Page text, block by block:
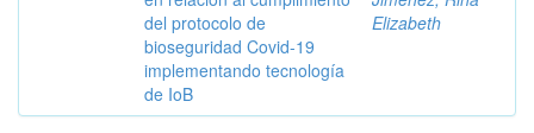
del protocolo de
bioseguridad Covid-19
implementando tecnología
de IoB
Elizabeth